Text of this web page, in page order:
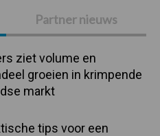
Partner nieuws
ziet volume en
groeien in krimpende
markt
tips voor een